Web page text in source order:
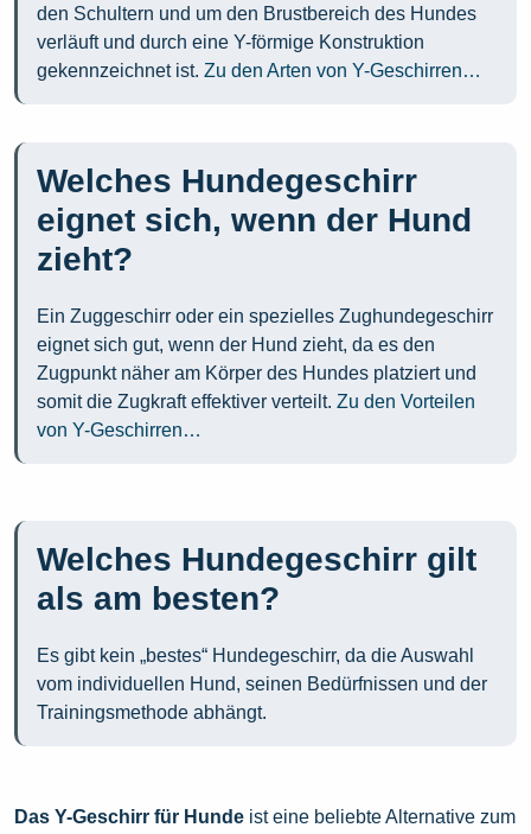
den Schultern und um den Brustbereich des Hundes
verläuft und durch eine Y-förmige Konstruktion
gekennzeichnet ist. Zu den Arten von Y-Geschirren…
Welches Hundegeschirr
eignet sich, wenn der Hund
zieht?
Ein Zuggeschirr oder ein spezielles Zughundegeschirr
eignet sich gut, wenn der Hund zieht, da es den
Zugpunkt näher am Körper des Hundes platziert und
somit die Zugkraft effektiver verteilt. Zu den Vorteilen
von Y-Geschirren…
Welches Hundegeschirr gilt
als am besten?
Es gibt kein „bestes“ Hundegeschirr, da die Auswahl
vom individuellen Hund, seinen Bedürfnissen und der
Trainingsmethode abhängt.
Das Y-Geschirr für Hunde ist eine beliebte Alternative zum